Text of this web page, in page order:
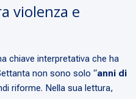
violenza e
chiave interpretativa che ha
non sono solo “anni di
riforme. Nella sua lettura,